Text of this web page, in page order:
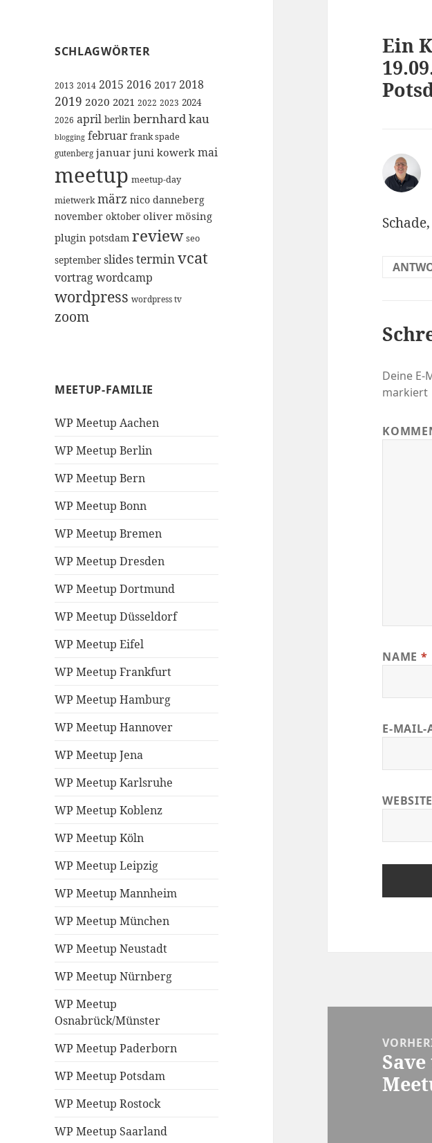
SCHLAGWÖRTER
2013 2014 2015 2016 2017 2018
2019 2020 2021 2022 2023 2024
2026 april berlin bernhard kau
blogging februar frank spade
gutenberg januar juni kowerk mai
meetup meetup-day
mietwerk märz nico danneberg
november oktober oliver mösing
plugin potsdam review seo
september slidesterminvcat
vortragwordcamp
wordpress wordpress tv
zoom
MEETUP-FAMILIE
WP Meetup Aachen
WP Meetup Berlin
WP Meetup Bern
WP Meetup Bonn
WP Meetup Bremen
WP Meetup Dresden
WP Meetup Dortmund
WP Meetup Düsseldorf
WP Meetup Eifel
WP Meetup Frankfurt
WP Meetup Hamburg
WP Meetup Hannover
WP Meetup Jena
WP Meetup Karlsruhe
WP Meetup Koblenz
WP Meetup Köln
WP Meetup Leipzig
WP Meetup Mannheim
WP Meetup München
WP Meetup Neustadt
WP Meetup Nürnberg
WP Meetup
Osnabrück/Münster
WP Meetup Paderborn
WP Meetup Potsdam
WP Meetup Rostock
WP Meetup Saarland
Ein
Deine
markiert
NAME *
E-MAIL-
WEBSITE